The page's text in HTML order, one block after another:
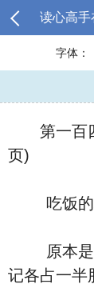
字体：
第一百四
页)
吃饭的地
原本是宝
记各占一半